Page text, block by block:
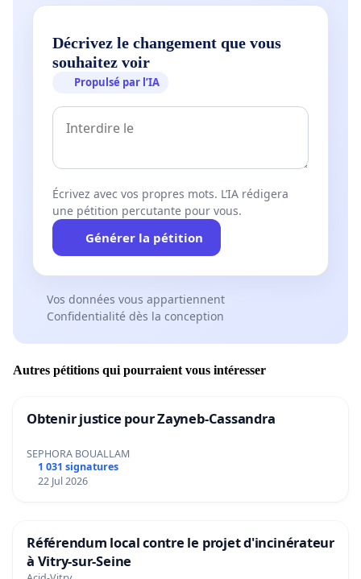
Décrivez le changement que vous
souhaitez voir
Propulsé par l’IA
Écrivez avec vos propres mots. L’IA rédigera
une pétition percutante pour vous.
Générer la pétition
Vos données vous appartiennent
Confidentialité dès la conception
Autres pétitions qui pourraient vous intéresser
Obtenir justice pour Zayneb-Cassandra
SEPHORA BOUALLAM
1 031 signatures
22 Jul 2026
Référendum local contre le projet d'incinérateur
à Vitry-sur-Seine